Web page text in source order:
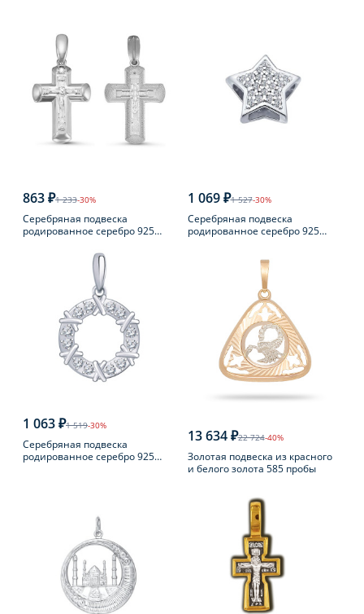
863 ₽1 233-30%
Серебряная подвеска
родированное серебро 925
1 069 ₽1 527-30%
Серебряная подвеска
родированное серебро 925
1 063 ₽1 519-30%
Серебряная подвеска
родированное серебро 925
13 634 ₽22 724-40%
Золотая подвеска из красного
и белого золота 585 пробы